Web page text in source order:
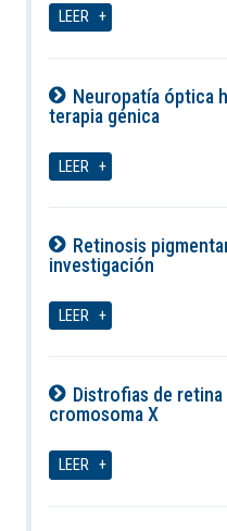
LEER
Neuropatía óptica
terapia génica
LEER
Retinosis
investigación
LEER
Distrofias de retina
cromosoma X
LEER